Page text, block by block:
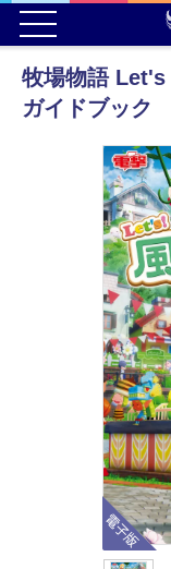
牧場物語 Let's
ガイドブック